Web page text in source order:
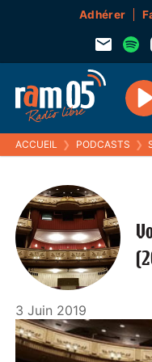
Adhérer
ACCUEIL ❯ PODCASTS ❯
3 Juin 2019